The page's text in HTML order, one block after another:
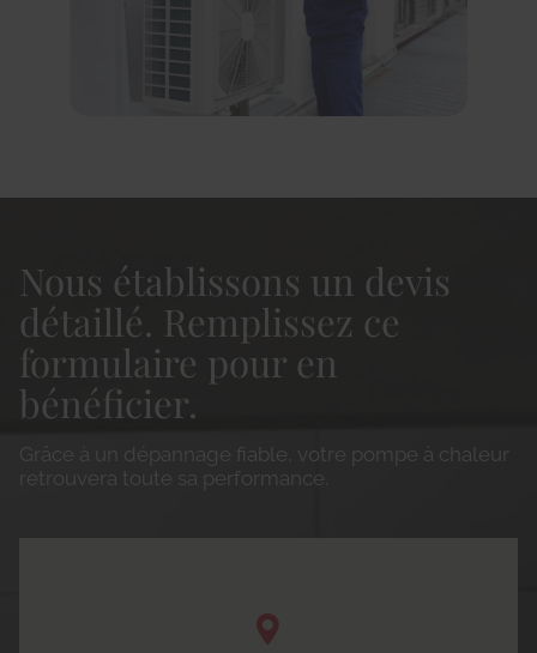
Nous établissons un devis
détaillé. Remplissez ce
formulaire pour en
bénéficier.
Grâce à un dépannage fiable, votre pompe à chaleur
retrouvera toute sa performance.